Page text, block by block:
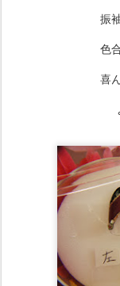
振
色
喜